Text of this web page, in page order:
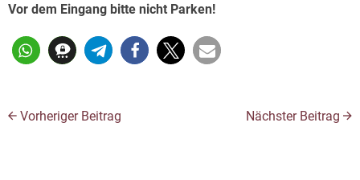
Vor dem Eingang bitte nicht Parken!
Vorheriger Beitrag Nächster Beitrag